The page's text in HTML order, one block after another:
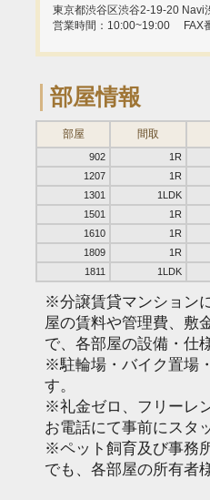
東京都渋谷区渋谷2-19-20 Navi
営業時間：10:00~19:00
FAX
部屋情報
部屋 間取
902
1R
1207
1R
1301
1LDK
1501
1R
1610
1R
1809
1R
1811
1LDK
※分譲賃貸マンション
屋の賃料や管理費、敷
で、各部屋の設備・仕
※駐輪場・バイク置場
す。
※礼金ゼロ、フリーレ
お電話にて事前にスタ
※ペット飼育及び事務
でも、各部屋の所有者